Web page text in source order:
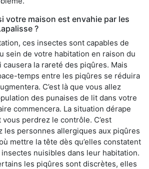
votre maison est envahie par les
?
ces insectes sont capables de
sein de votre habitation en raison du
la rareté des piqûres. Mais
temps entre les piqûres se réduira
C’est là que vous allez
des punaises de lit dans votre
commencera. La situation dérape
perdrez le contrôle. C’est
les personnes allergiques aux piqûres
mettre la tête dès qu’elles constatent
nuisibles dans leur habitation.
les piqûres sont discrètes, elles